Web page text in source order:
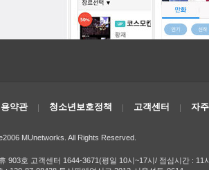
약관 청소년보호정책 고객센터 자
MUnetworks. All Rights Reserved.
903호 고객센터 1644-3671(평일 10시~17시/ 점심시간 : 11